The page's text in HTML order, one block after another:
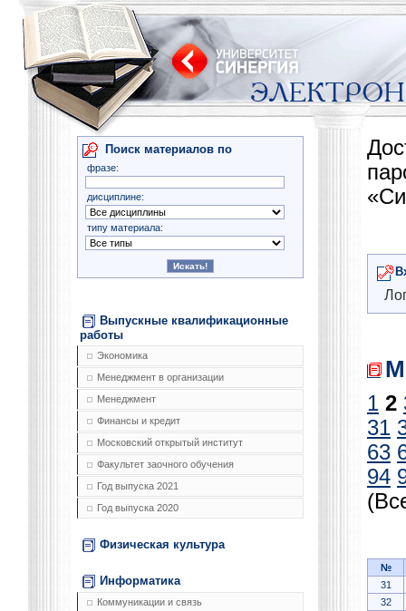
Поиск материалов по
фразе:
дисциплине:
типу материала:
Выпускные квалификационные
работы
Экономика
Менеджмент в организации
Менеджмент
Финансы и кредит
Московский открытый институт
Факультет заочного обучения
Год выпуска 2021
Год выпуска 2020
Физическая культура
Информатика
Коммуникации и связь
1 2
31
63
94
№
31
32